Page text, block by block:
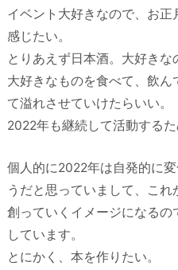
イベント大好きなので、お正
感じたい。
とりあえず日本酒。大好きな
大好きなものを食べて、飲
て溢れさせていけたらいい。
2022年も継続して活動するた
個人的に2022年は自発的に
うだと思っていまして、これ
創っていくイメージになるの
しています。
とにかく、本を作りたい。